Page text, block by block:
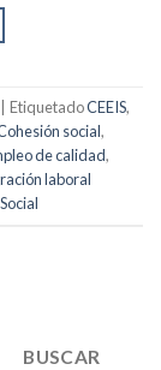
EtiquetadoCEEIS,
social,
de calidad,
laboral
BUSCAR